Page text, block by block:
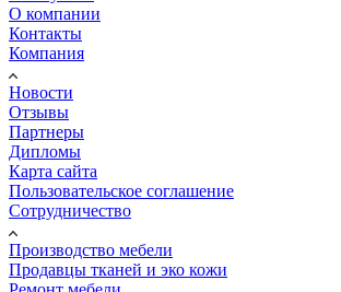
О компании
Контакты
Компания
Новости
Отзывы
Партнеры
Дипломы
Карта сайта
Пользовательское соглашение
Сотрудничество
Производство мебели
Продавцы тканей и эко кожи